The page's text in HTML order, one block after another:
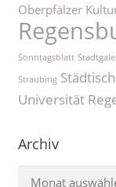
Oberpfälzer
Sonntagsblatt
Straubing
Universität
Archiv
Archiv